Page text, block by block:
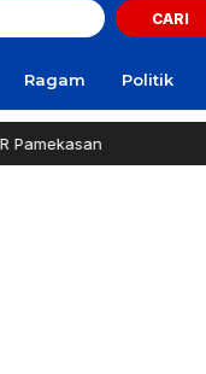
CARI
Ragam Politik
Polantas